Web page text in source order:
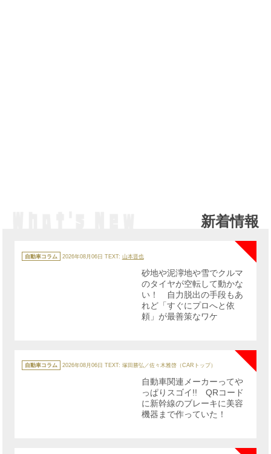
新着情報
テ
ゴ
自動車コラム 2026年08月06日 TEXT: 山本晋也
NEW
砂地や泥濘地や雪でクルマ
のタイヤが空転して動かな
い！ 自力脱出の手段もあ
れど「すぐにプロへと依
頼」が最善策なワケ
テ
ゴ
自動車コラム 2026年08月06日 TEXT: 塚田勝弘／佐々木雅啓（CARトップ）
自動車関連メーカーってや
っぱりスゴイ!! QRコード
に新幹線のブレーキに美容
機器まで作っていた！